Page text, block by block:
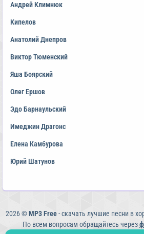
Андрей Климнюк
Кипелов
Анатолий Днепров
Виктор Тюменский
Яша Боярский
Олег Ершов
Эдо Барнаульский
Имеджин Драгонс
Елена Камбурова
Юрий Шатунов
2026 ©MP3 Free- скачать лучшие песни в
По всем вопросам обращайтесь через